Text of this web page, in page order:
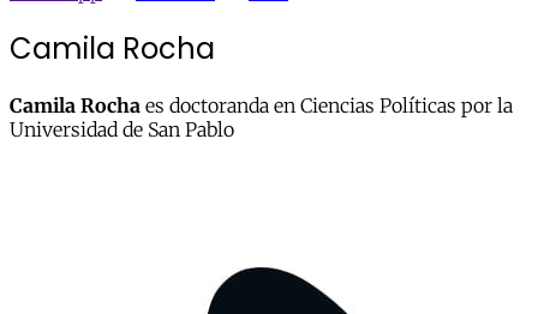
Camila Rocha
Camila Rocha es doctoranda en Ciencias Políticas por la
Universidad de San Pablo